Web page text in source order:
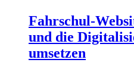
Fahrschul-
und die
umsetzen